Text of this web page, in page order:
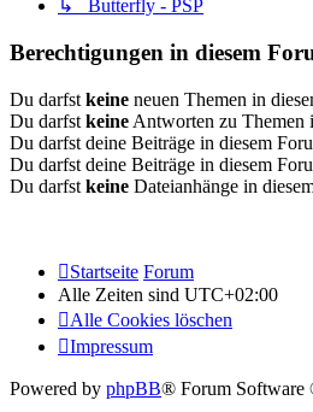
↳ Butterfly - PSP
Berechtigungen in diesem
Du darfst keine neuen Themen in
Du darfst keine Antworten zu Themen
Du darfst deine Beiträge in diesem
Du darfst deine Beiträge in diesem
Du darfst keine Dateianhänge in
Startseite Forum
Alle Zeiten sind UTC+02:00
Alle Cookies löschen
Impressum
Powered by phpBB® Forum